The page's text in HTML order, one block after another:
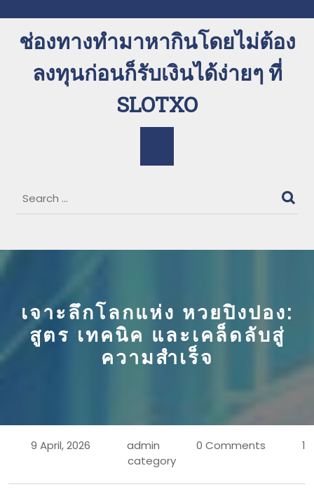
to
contentช่องทางทำมาหากินโดยไม่ต้อง
ลงทุนก่อนก็รับเงินได้ง่ายๆ ที่
SLOTXO
เจาะลึกโลกแห่ง หวยปิงปอง:
สูตร เทคนิค และเคล็ดลับสู่
ความสำเร็จ
9 April, 2026 admin 0 Comments
1
category